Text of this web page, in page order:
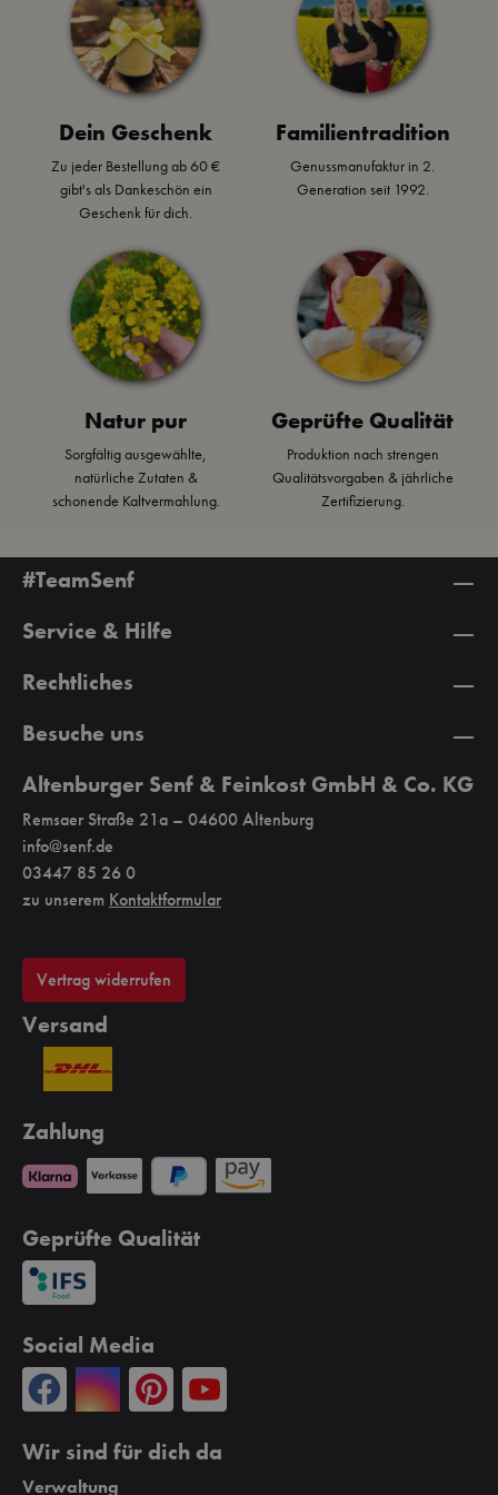
Ei oder frischen
Tomaten...mmmh!
Burger Sauce.
Gewürzmischung.
Dein Geschenk
Zu jeder Bestellung ab 60 €
gibt's als Dankeschön ein
Geschenk für dich.
Familientradition
Genussmanufaktur in 2.
Generation seit 1992.
Natur pur
Sorgfältig ausgewählte,
natürliche Zutaten &
schonende Kaltvermahlung.
Geprüfte Qualität
Produktion nach strengen
Qualitätsvorgaben & jährliche
Zertifizierung.
#TeamSenf
Service & Hilfe
Rechtliches
Besuche uns
Altenburger Senf & Feinkost GmbH & Co. KG
Remsaer Straße 21a – 04600 Altenburg
info@senf.de
03447 85 26 0
zu unserem Kontaktformular
Vertrag widerrufen
Versand
Zahlung
Geprüfte Qualität
Social Media
Wir sind für dich da
Verwaltung